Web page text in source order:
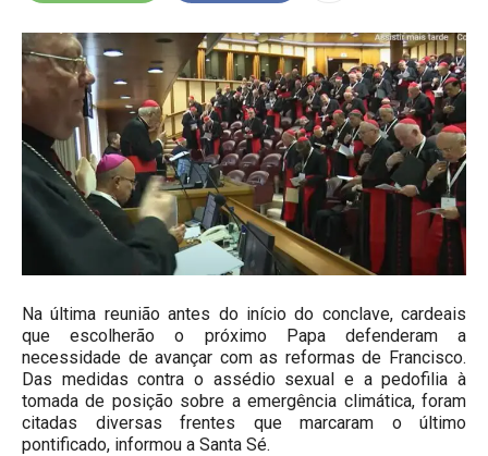
Na última reunião antes do início do conclave, cardeais
que escolherão o próximo Papa defenderam a
necessidade de avançar com as reformas de Francisco.
Das medidas contra o assédio sexual e a pedofilia à
tomada de posição sobre a emergência climática, foram
citadas diversas frentes que marcaram o último
pontificado, informou a Santa Sé.